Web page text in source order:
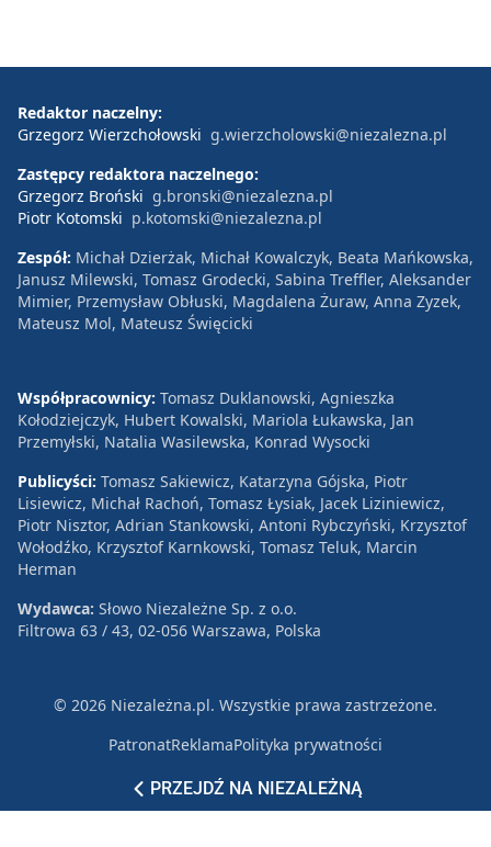
PRZEJDŹ NA NIEZALEŻNĄ
Redaktor naczelny:
Grzegorz Wierzchołowski g.wierzcholowski@niezalezna.pl
Zastępcy redaktora naczelnego:
Grzegorz Broński g.bronski@niezalezna.pl
Piotr Kotomski p.kotomski@niezalezna.pl
Zespół: Michał Dzierżak, Michał Kowalczyk, Beata Mańkowska,
Janusz Milewski, Tomasz Grodecki, Sabina Treffler, Aleksander
Mimier, Przemysław Obłuski, Magdalena Żuraw, Anna Zyzek,
Mateusz Mol, Mateusz Święcicki
Współpracownicy: Tomasz Duklanowski, Agnieszka
Kołodziejczyk, Hubert Kowalski, Mariola Łukawska, Jan
Przemyłski, Natalia Wasilewska, Konrad Wysocki
Publicyści: Tomasz Sakiewicz, Katarzyna Gójska, Piotr
Lisiewicz, Michał Rachoń, Tomasz Łysiak, Jacek Liziniewicz,
Piotr Nisztor, Adrian Stankowski, Antoni Rybczyński, Krzysztof
Wołodźko, Krzysztof Karnkowski, Tomasz Teluk, Marcin
Herman
Wydawca: Słowo Niezależne Sp. z o.o.
Filtrowa 63 / 43, 02-056 Warszawa, Polska
© 2026 Niezależna.pl. Wszystkie prawa zastrzeżone.
PatronatReklamaPolityka prywatności